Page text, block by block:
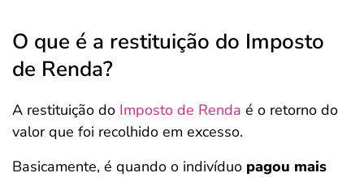
O que é a restituição do Imposto
de Renda?
A restituição do Imposto de Renda é o retorno do
valor que foi recolhido em excesso.
Basicamente, é quando o indivíduo pagou mais